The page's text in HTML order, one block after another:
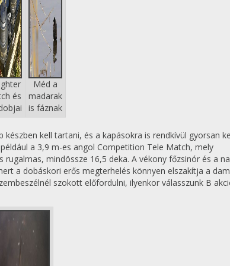
és
Méd a
madarak
is fáznak
kell tartani, és a kapásokra is rendkívül gyorsan
a 3,9 m-es angol Competition Tele Match, mely
mindössze 16,5 deka. A vékony főzsinór és a
a dobáskori erős megterhelés könnyen elszakítja a
szokott előfordulni, ilyenkor válasszunk B